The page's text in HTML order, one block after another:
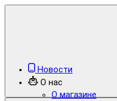
Новости
О нас
О магазине